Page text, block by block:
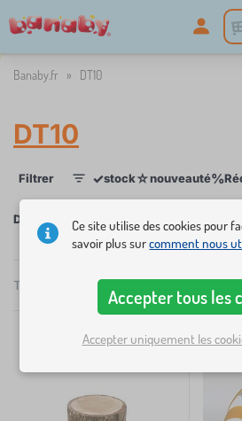
Banaby.fr » DT10
DT10
Filtrer ✓stock☆nouveauté%
×
DT10
Total Produits
Ce site utilise des cookies pour
savoir plus surcomment nous
Accepter tous les
Accepter uniquement les